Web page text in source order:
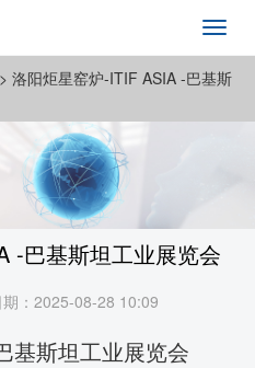
> 洛阳炬星窑炉-ITIF ASIA -巴基斯
-巴基斯坦工业展览会
：2025-08-28 10:09
基斯坦工业展览会